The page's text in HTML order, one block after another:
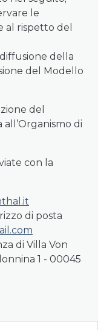
le
al rispetto del
della
del Modello
del
di
con la
di posta
di Villa Von
1 - 00045